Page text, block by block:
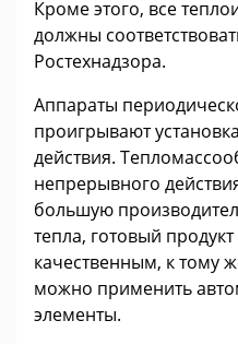
Кроме этого, все
должны
Ростехнадзора.
Аппараты
проигрывают
действия.
непрерывного
большую
тепла, готовый
качественным, к тому
можно применить
элементы.